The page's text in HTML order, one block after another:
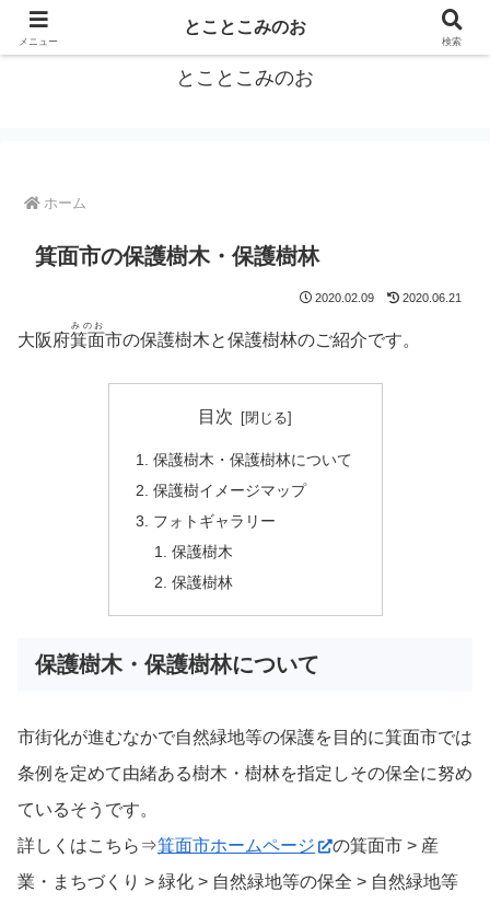
箕面をトコトコお散歩しながらご紹介
とことこみのお
ホーム
箕面市の保護樹木・保護樹林
2020.02.09 2020.06.21
大阪府箕面
みのお
市の保護樹木と保護樹林のご紹介です。
目次
保護樹木・保護樹林について
保護樹イメージマップ
フォトギャラリー
保護樹木
保護樹林
保護樹木・保護樹林について
市街化が進むなかで自然緑地等の保護を目的に箕面市では
条例を定めて由緒ある樹木・樹林を指定しその保全に努め
ているそうです。
詳しくはこちら⇒箕面市ホームページ
の箕面市 > 産
業・まちづくり > 緑化 > 自然緑地等の保全 > 自然緑地等
メニュー
とことこみのお
検索